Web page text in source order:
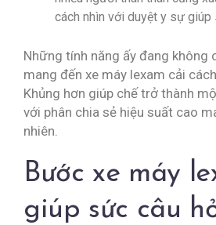
cách nhìn với duyệt y sự
Những tính năng ấy đang không
mang đến xe máy lexam cải
Khủng hơn giúp chế trở thành
với phân chia sẻ hiệu suất cao
nhiên.
Bước xe máy
giúp sức câu